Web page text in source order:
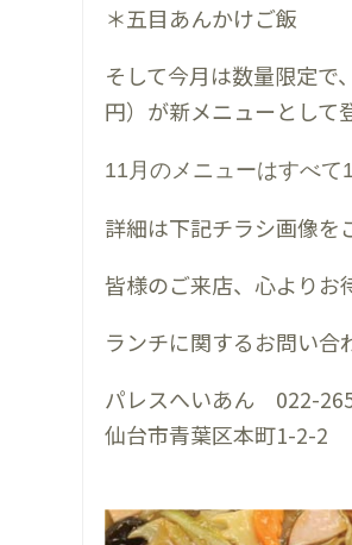
＊五目あんかけご飯
そして今月は数量限定で
円）が新メニューとして
11月のメニューはすべて
詳細は下記チラシ画像を
皆様のご来店、心よりお
ランチに関するお問い合
パレスへいあん 022-
仙台市青葉区本町1-2-2